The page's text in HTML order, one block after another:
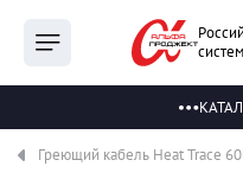
Греющий кабель Heat Trace